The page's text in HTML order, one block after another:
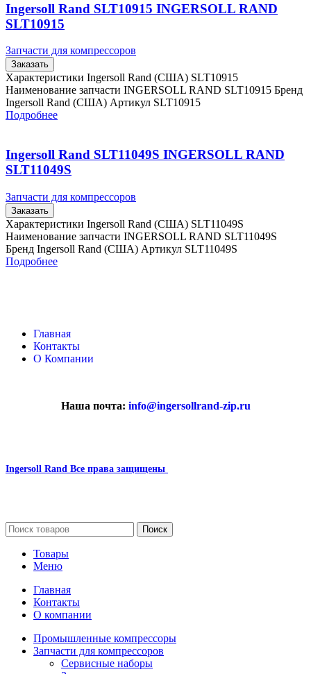
Ingersoll Rand SLT10915 INGERSOLL RAND
SLT10915
Запчасти для компрессоров
Заказать
Характеристики Ingersoll Rand (США) SLT10915
Наименование запчасти INGERSOLL RAND SLT10915 Бренд
Ingersoll Rand (США) Артикул SLT10915
Подробнее
Ingersoll Rand SLT11049S INGERSOLL RAND
SLT11049S
Запчасти для компрессоров
Заказать
Характеристики Ingersoll Rand (США) SLT11049S
Наименование запчасти INGERSOLL RAND SLT11049S
Бренд Ingersoll Rand (США) Артикул SLT11049S
Подробнее
Главная
Контакты
О Компании
Наша почта: info@ingersollrand-zip.ru
Ingersoll Rand Все права защищены
Поиск
Товары
Меню
Главная
Контакты
О компании
Промышленные компрессоры
Запчасти для компрессоров
Сервисные наборы